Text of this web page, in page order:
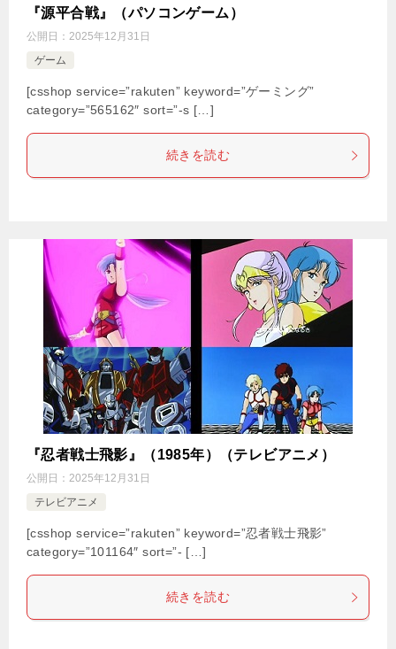
『源平合戦』（パソコンゲーム）
公開日： 2025年12月31日
ゲーム
[csshop service=”rakuten” keyword=”ゲーミング”
category=”565162″ sort=”-s […]
続きを読む
『忍者戦士飛影』（1985年）（テレビアニメ）
公開日： 2025年12月31日
テレビアニメ
[csshop service=”rakuten” keyword=”忍者戦士飛影”
category=”101164″ sort=”- […]
続きを読む